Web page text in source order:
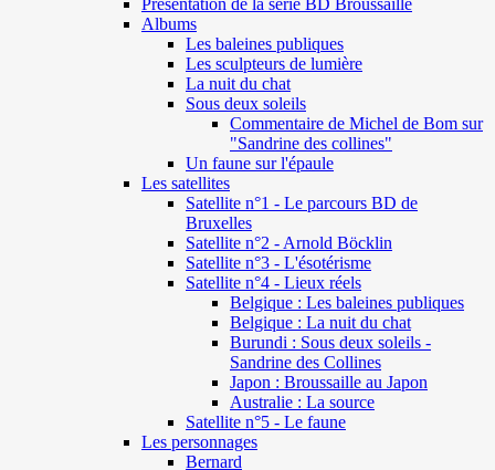
Albums
Les baleines publiques
Les sculpteurs de lumière
La nuit du chat
Sous deux soleils
Commentaire de Michel de Bom sur
"Sandrine des collines"
Un faune sur l'épaule
Les satellites
Satellite n°1 - Le parcours BD de
Bruxelles
Satellite n°2 - Arnold Böcklin
Satellite n°3 - L'ésotérisme
Satellite n°4 - Lieux réels
Belgique : Les baleines publiques
Belgique : La nuit du chat
Burundi : Sous deux soleils -
Sandrine des Collines
Japon : Broussaille au Japon
Australie : La source
Satellite n°5 - Le faune
Les personnages
Bernard